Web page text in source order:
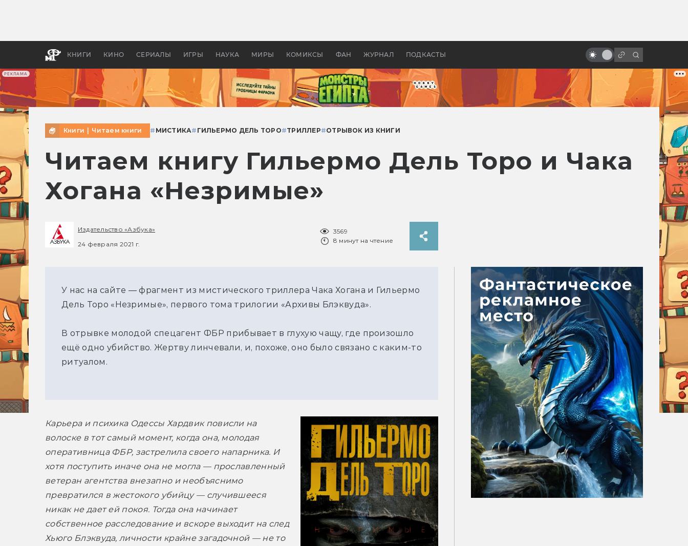
РЕКЛАМА
КНИГИ КИНО СЕРИАЛЫ ИГРЫ НАУКА МИРЫ КОМИКСЫ ФАН ЖУРНАЛ ПОДКАСТЫ
бы «Властелина колец»
Древней Грецией
Книги Читаем книги # МИСТИКА# ГИЛЬЕРМО ДЕЛЬ ТОРО#ТРИЛЛЕР#ОТРЫВОК ИЗ КНИГИ
Читаем книгу Гильермо Дель Торо и Чака
Хогана «Незримые»
Издательство «Азбука»
24 февраля 2021 г.
3569
8 минут на чтение
У нас на сайте — фрагмент из мистического триллера Чака Хогана и Гильермо
Дель Торо «Незримые», первого тома трилогии «Архивы Блэквуда».
В отрывке молодой спецагент ФБР прибывает в глухую чащу, где произошло
ещё одно убийство. Жертву линчевали, и, похоже, оно было связано с каким-то
ритуалом.
Карьера и психика Одессы Хардвик повисли на
волоске в тот самый момент, когда она, молодая
оперативница ФБР, застрелила своего напарника. И
хотя поступить иначе она не могла — прославленный
ветеран агентства внезапно и необъяснимо
превратился в жестокого убийцу — случившееся
никак не дает ей покоя. Тогда она начинает
собственное расследование и вскоре выходит на след
Хьюго Блэквуда, личности крайне загадочной — не то